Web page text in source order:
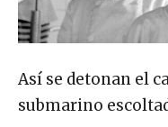
Así se detonan el
submarino